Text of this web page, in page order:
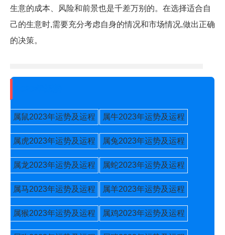
生意的成本、风险和前景也是千差万别的。在选择适合自
己的生意时,需要充分考虑自身的情况和市场情况,做出正确
的决策。
属鼠2023年运势及运程 属牛2023年运势及运程
属虎2023年运势及运程 属兔2023年运势及运程
属龙2023年运势及运程 属蛇2023年运势及运程
属马2023年运势及运程 属羊2023年运势及运程
属猴2023年运势及运程 属鸡2023年运势及运程